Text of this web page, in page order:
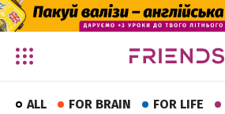
ALL FOR BRAIN FOR LIFE